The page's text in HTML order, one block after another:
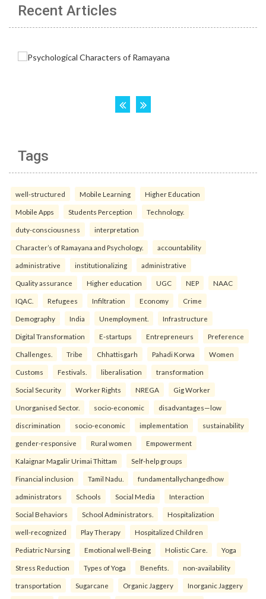
Recent Articles
Tags
well-structured Mobile Learning Higher Education
Mobile Apps Students Perception Technology.
duty-consciousness interpretation
Character’s of Ramayana and Psychology. accountability
administrative institutionalizing administrative
Quality assurance Higher education UGC NEP NAAC
IQAC. Refugees Infiltration Economy Crime
Demography India Unemployment. Infrastructure
Digital Transformation E-startups Entrepreneurs Preference
Challenges. Tribe Chhattisgarh Pahadi Korwa Women
Customs Festivals. liberalisation transformation
Social Security Worker Rights NREGA Gig Worker
Unorganised Sector. socio-economic disadvantages—low
discrimination socio-economic implementation sustainability
gender-responsive Rural women Empowerment
Kalaignar Magalir Urimai Thittam Self-help groups
Financial inclusion Tamil Nadu. fundamentallychangedhow
administrators Schools Social Media Interaction
Social Behaviors School Administrators. Hospitalization
well-recognized Play Therapy Hospitalized Children
Pediatric Nursing Emotional well-Being Holistic Care. Yoga
Stress Reduction Types of Yoga Benefits. non-availability
transportation Sugarcane Organic Jaggery Inorganic Jaggery